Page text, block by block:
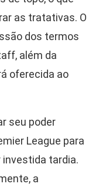
as tratativas. O
dos termos
além da
oferecida ao
seu poder
League para
investida tardia.
a